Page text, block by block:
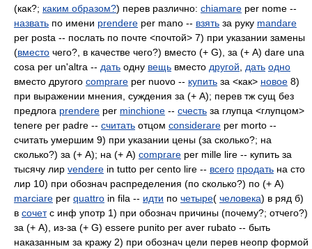
(как?; каким образом?) перев различно: chiamare per nome --
назвать по имени prendere per mano -- взять за руку mandare
per posta -- послать по почте <почтой> 7) при указании замены
(вместо чего?, в качестве чего?) вместо (+ G), за (+ A) dare una
cosa per un'altra -- дать одну вещь вместо другой дать одно
вместо другого comprare per nuovo -- купить за <как> новое 8)
при выражении мнения, суждения за (+ A); перев тж сущ без
предлога prendere per minchione -- счесть за глупца <глупцом>
tenere per padre -- считать отцом considerare per morto --
считать умершим 9) при указании цены (за сколько?; на
сколько?) за (+ A); на (+ A) comprare per mille lire -- купить за
тысячу лир vendere in tutto per cento lire -- всего продать на сто
лир 10) при обознач распределения (по сколько?) по (+ A)
marciare per quattro in fila -- идти по четыре( человека) в ряд б)
в сочетс инф употр 1) при обознач причины (почему?; отчего?)
за (+ A), из-за (+ G) essere punito per aver rubato -- быть
наказанным за кражу 2) при обознач цели перев неопр формой